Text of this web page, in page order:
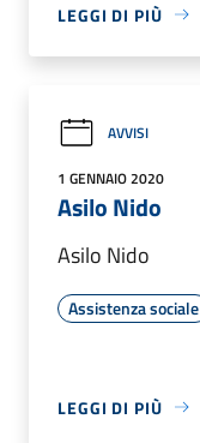
LEGGI DI PIÙ
AVVISI
1 GENNAIO 2020
Asilo Nido
Asilo Nido
Assistenza sociale
LEGGI DI PIÙ